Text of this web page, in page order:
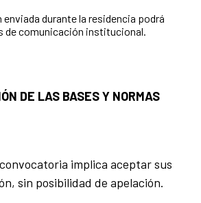
durante la residencia podrá
de comunicación institucional.
DE LAS BASES Y NORMAS
implica aceptar sus
sin posibilidad de apelación.